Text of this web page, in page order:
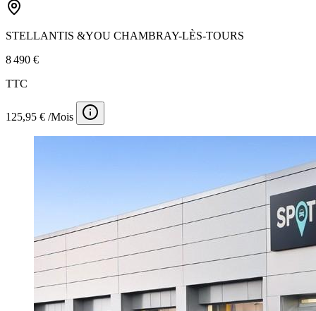
STELLANTIS &YOU CHAMBRAY-LÈS-TOURS
8 490 €
TTC
125,95 € /Mois